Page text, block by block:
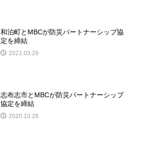
和泊町とMBCが防災パートナーシップ協
定を締結
2021.03.29
志布志市とMBCが防災パートナーシップ
協定を締結
2020.10.28